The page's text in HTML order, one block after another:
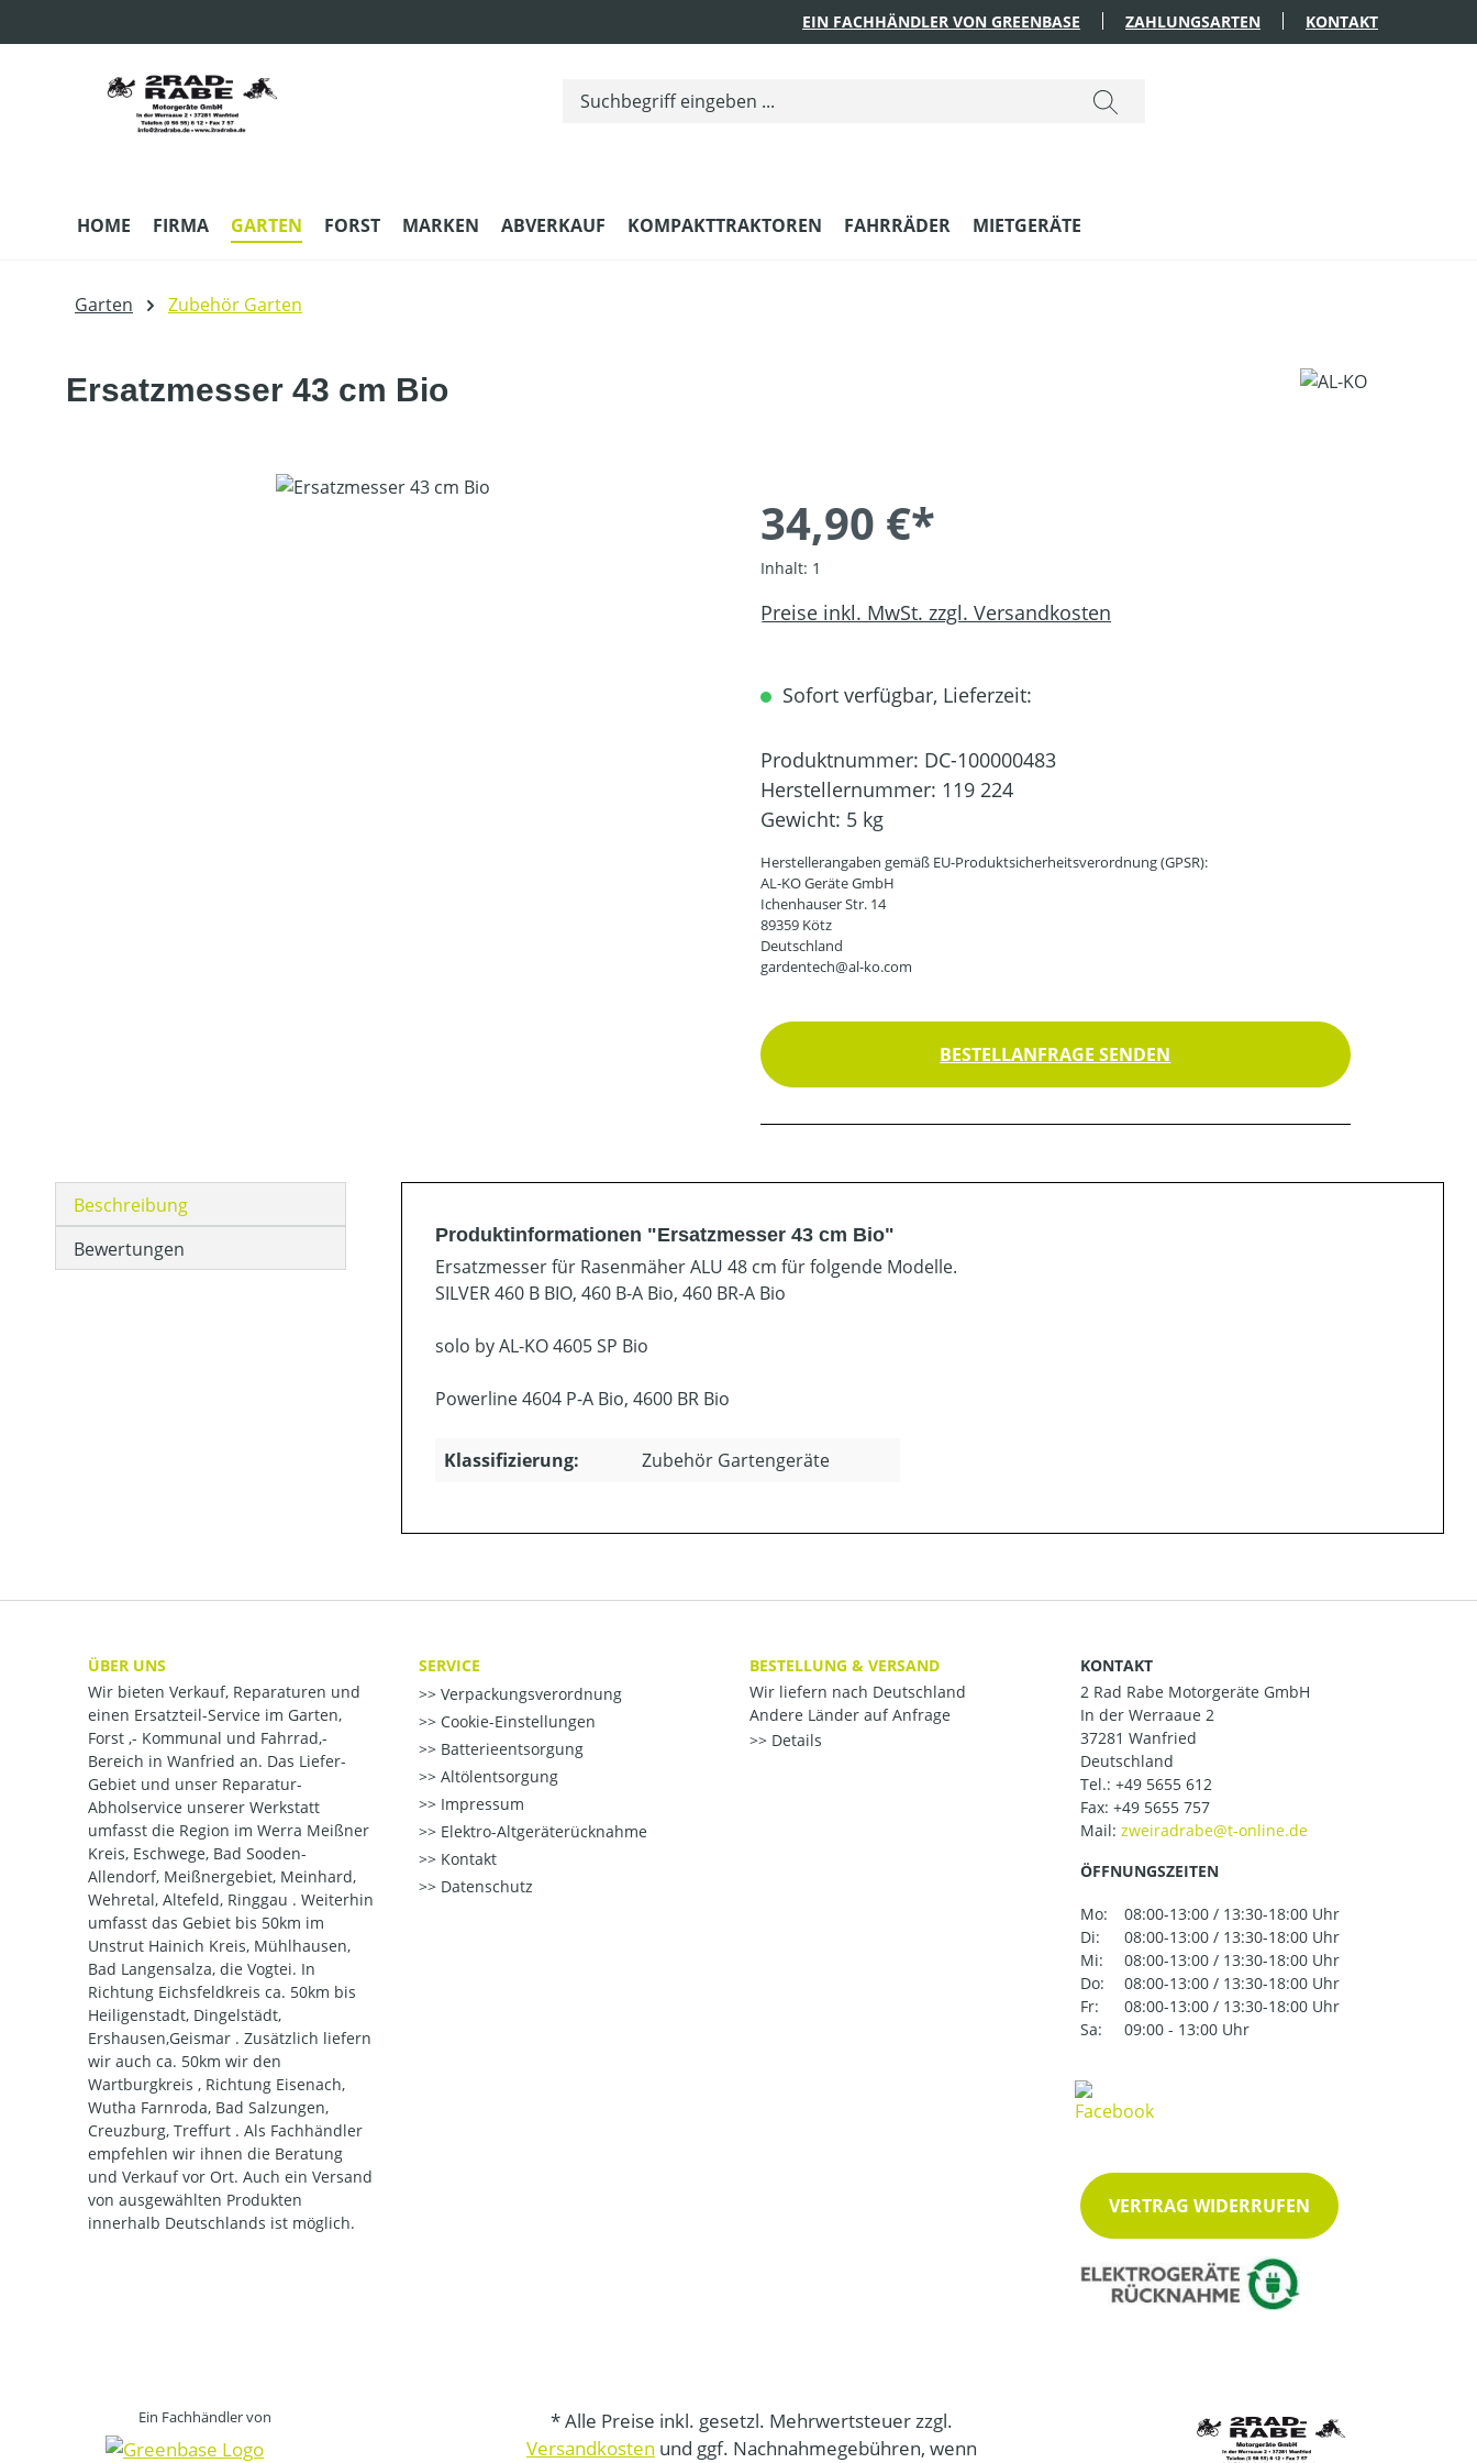
EIN FACHHÄNDLER VON GREENBASE ZAHLUNGSARTEN KONTAKT
HOME FIRMA GARTEN FORST MARKEN ABVERKAUF KOMPAKTTRAKTOREN FAHRRÄDER MIETGERÄTE
Garten Zubehör Garten
Ersatzmesser 43 cm Bio
34,90 €*
Inhalt: 1
Preise inkl. MwSt. zzgl. Versandkosten
Sofort verfügbar, Lieferzeit:
Produktnummer: DC-100000483
Herstellernummer: 119 224
Gewicht: 5 kg
Herstellerangaben gemäß EU-Produktsicherheitsverordnung (GPSR):
AL-KO Geräte GmbH
Ichenhauser Str. 14
89359 Kötz
Deutschland
gardentech@al-ko.com
BESTELLANFRAGE SENDEN
Beschreibung
Bewertungen
Produktinformationen "Ersatzmesser 43 cm Bio"
Ersatzmesser für Rasenmäher ALU 48 cm für folgende Modelle.
SILVER 460 B BIO, 460 B-A Bio, 460 BR-A Bio
solo by AL-KO 4605 SP Bio
Powerline 4604 P-A Bio, 4600 BR Bio
Klassifizierung: Zubehör Gartengeräte
ÜBER UNS
Wir bieten Verkauf, Reparaturen und
einen Ersatzteil-Service im Garten,
Forst ,- Kommunal und Fahrrad,-
Bereich in Wanfried an. Das Liefer-
Gebiet und unser Reparatur-
Abholservice unserer Werkstatt
umfasst die Region im Werra Meißner
Kreis, Eschwege, Bad Sooden-
Allendorf, Meißnergebiet, Meinhard,
Wehretal, Altefeld, Ringgau . Weiterhin
umfasst das Gebiet bis 50km im
Unstrut Hainich Kreis, Mühlhausen,
Bad Langensalza, die Vogtei. In
Richtung Eichsfeldkreis ca. 50km bis
Heiligenstadt, Dingelstädt,
Ershausen,Geismar . Zusätzlich liefern
wir auch ca. 50km wir den
Wartburgkreis , Richtung Eisenach,
Wutha Farnroda, Bad Salzungen,
Creuzburg, Treffurt . Als Fachhändler
empfehlen wir ihnen die Beratung
und Verkauf vor Ort. Auch ein Versand
von ausgewählten Produkten
innerhalb Deutschlands ist möglich.
SERVICE
Verpackungsverordnung
Cookie-Einstellungen
Batterieentsorgung
Altölentsorgung
Impressum
Elektro-Altgeräterücknahme
Kontakt
Datenschutz
BESTELLUNG & VERSAND
Wir liefern nach Deutschland
Andere Länder auf Anfrage
Details
KONTAKT
2 Rad Rabe Motorgeräte GmbH
In der Werraaue 2
37281 Wanfried
Deutschland
Tel.: +49 5655 612
Fax: +49 5655 757
Mail:
ÖFFNUNGSZEITEN
Mo:
08:00-13:00 / 13:30-18:00 Uhr
Di:
08:00-13:00 / 13:30-18:00 Uhr
Mi:
08:00-13:00 / 13:30-18:00 Uhr
Do:
08:00-13:00 / 13:30-18:00 Uhr
Fr:
08:00-13:00 / 13:30-18:00 Uhr
Sa:
09:00 - 13:00 Uhr
VERTRAG WIDERRUFEN
Ein Fachhändler von
* Alle Preise inkl. gesetzl. Mehrwertsteuer zzgl.
Versandkosten und ggf. Nachnahmegebühren, wenn